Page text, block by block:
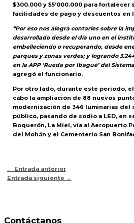
$300.000 y $5’000.000 para fortalecer
facilidades de pago y descuentos en
“Por eso nos alegra contarles sobre la
desarrollado desde el día uno en el
embelleciendo o recuperando, desde
parques y zonas verdes; y logrando
en la APP ‘Rueda por Ibagué’ del
agregó el funcionario.
Por otro lado, durante este periodo,
cabo la ampliación de 88 nuevos
modernización de 346 luminarias del
público, pasando de sodio a LED, en
Boquerón, La Miel, vía al Aeropuerto
del Mohán y el Cementerio San
← Entrada anterior
Entrada siguiente →
Contáctanos